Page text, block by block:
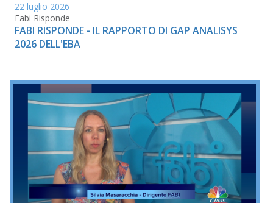
22 luglio 2026
Fabi Risponde
FABI RISPONDE - IL RAPPORTO DI GAP ANALISYS
2026 DELL'EBA